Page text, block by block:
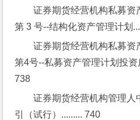
证券期货经营机构私募
第 3 号--结构化资产管理计划
证券期货经营机构私募
第4号--私募资产管理计划投
738
证券期货经营机构管理人
引（试行）......... 740